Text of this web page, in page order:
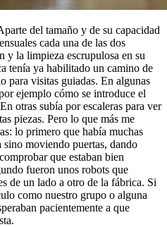
del tamaño y de su capacidad
cada una de las dos
y la limpieza escrupulosa en su
tenía ya habilitado un camino de
para visitas guiadas. En algunas
ejemplo cómo se introduce el
otras subía por escaleras para ver
piezas. Pero lo que más me
lo primero que había muchas
moviendo puertas, dando
que estaban bien
fueron unos robots que
de un lado a otro de la fábrica. Si
como nuestro grupo o alguna
pacientemente a que